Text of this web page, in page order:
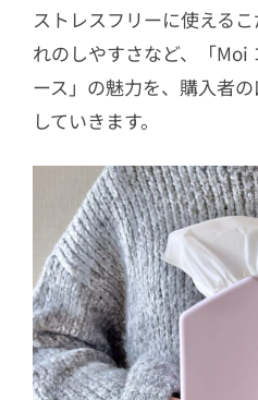
ストレスフリーに使える
れのしやすさなど、「Moi
ース」の魅力を、購入者
していきます。